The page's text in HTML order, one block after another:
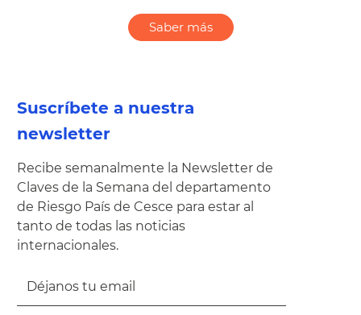
Saber más
Suscríbete a nuestra
newsletter
Recibe semanalmente la Newsletter de
Claves de la Semana del departamento
de Riesgo País de Cesce para estar al
tanto de todas las noticias
internacionales.